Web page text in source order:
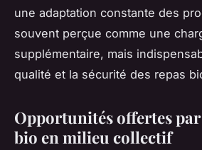
une adaptation constante des
souvent perçue comme une
supplémentaire, mais
qualité et la sécurité des repas
Opportunités offertes
bio en milieu collectif